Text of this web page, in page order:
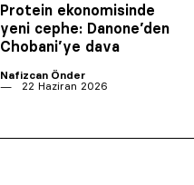
Protein ekonomisinde
yeni cephe: Danone’den
Chobani’ye dava
Nafizcan Önder
22 Haziran 2026